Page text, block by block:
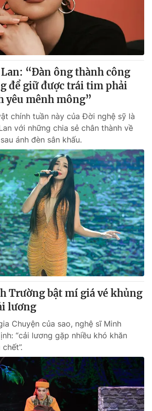
Lan: “Đàn ông thành công
để giữ được trái tim phải
yêu mênh mông”
chính tuần này của Đời nghệ sỹ là
với những chia sẻ chân thành về
ánh đèn sân khấu.
Trường bật mí giá vé khủng
lương
Chuyện của sao, nghệ sĩ Minh
“cải lương gặp nhiều khó khăn